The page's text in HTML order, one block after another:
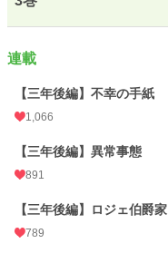
年間ポイント
連載
【三年後編】不幸の手紙
1,066
【三年後編】異常事態
891
【三年後編】ロジェ伯爵家
789